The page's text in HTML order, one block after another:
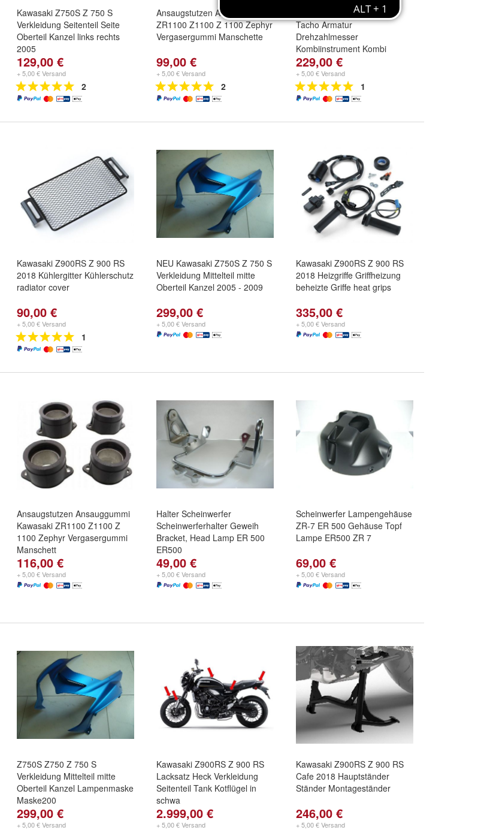
Kawasaki Z750S Z 750 S
Verkleidung Seitenteil Seite
Oberteil Kanzel links rechts
2005
129,00 €
+ 5,00 € Versand
2
Ansaugstutzen Ansauggummi
ZR1100 Z1100 Z 1100 Zephyr
Vergasergummi Manschette
99,00 €
+ 5,00 € Versand
2
Kawasaki ZX6R Z 2006-07
Tacho Armatur
Drehzahlmesser
Kombiinstrument Kombi
Instrument
229,00 €
+ 5,00 € Versand
1
Kawasaki Z900RS Z 900 RS
2018 Kühlergitter Kühlerschutz
radiator cover
90,00 €
+ 5,00 € Versand
1
NEU Kawasaki Z750S Z 750 S
Verkleidung Mittelteil mitte
Oberteil Kanzel 2005 - 2009
299,00 €
+ 5,00 € Versand
Kawasaki Z900RS Z 900 RS
2018 Heizgriffe Griffheizung
beheizte Griffe heat grips
335,00 €
+ 5,00 € Versand
Ansaugstutzen Ansauggummi
Kawasaki ZR1100 Z1100 Z
1100 Zephyr Vergasergummi
Manschett
116,00 €
+ 5,00 € Versand
Halter Scheinwerfer
Scheinwerferhalter Geweih
Bracket, Head Lamp ER 500
ER500
49,00 €
+ 5,00 € Versand
Scheinwerfer Lampengehäuse
ZR-7 ER 500 Gehäuse Topf
Lampe ER500 ZR 7
69,00 €
+ 5,00 € Versand
Z750S Z750 Z 750 S
Verkleidung Mittelteil mitte
Oberteil Kanzel Lampenmaske
Maske200
299,00 €
+ 5,00 € Versand
Kawasaki Z900RS Z 900 RS
Lacksatz Heck Verkleidung
Seitenteil Tank Kotflügel in
schwa
2.999,00 €
+ 5,00 € Versand
Kawasaki Z900RS Z 900 RS
Cafe 2018 Hauptständer
Ständer Montageständer
246,00 €
+ 5,00 € Versand